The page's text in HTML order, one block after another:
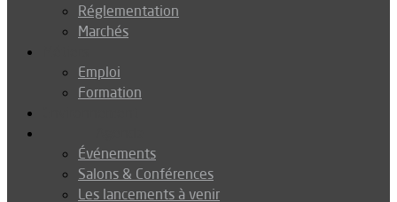
Réglementation
Marchés
Emploi
Formation
Événements
Salons & Conférences
Les lancements à venir